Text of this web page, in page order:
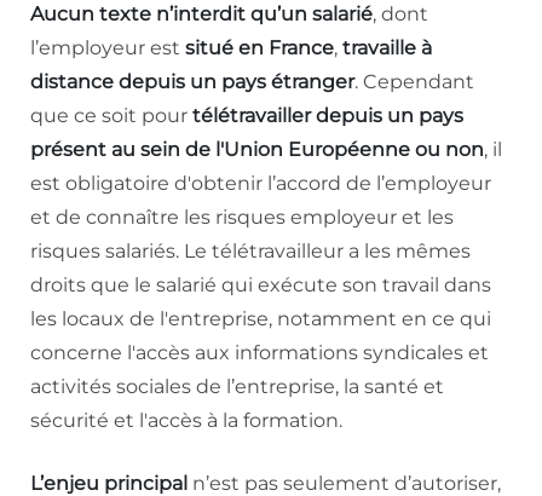
Aucun texte n’interdit qu’un salarié, dont
l’employeur est situé en France, travaille à
distance depuis un pays étranger. Cependant
que ce soit pour télétravailler depuis un pays
présent au sein de l'Union Européenne ou non, il
est obligatoire d'obtenir l’accord de l’employeur
et de connaître les risques employeur et les
risques salariés. Le télétravailleur a les mêmes
droits que le salarié qui exécute son travail dans
les locaux de l'entreprise, notamment en ce qui
concerne l'accès aux informations syndicales et
activités sociales de l’entreprise, la santé et
sécurité et l'accès à la formation.
L’enjeu principal n’est pas seulement d’autoriser,